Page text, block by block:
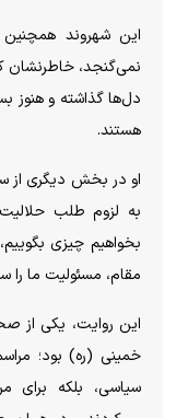
این شهروند همچنین
نمی‌گنجد، خاطرنشان
دل‌ها گذاشته و هنوز
هستند.
او در بخش دیگری از
به لزوم طلب
بخواهیم چیزی
مقام، مسئولیت ما را
این روایت، یکی از
خمینی (ره) بود؛
سیاسی، بلکه برای